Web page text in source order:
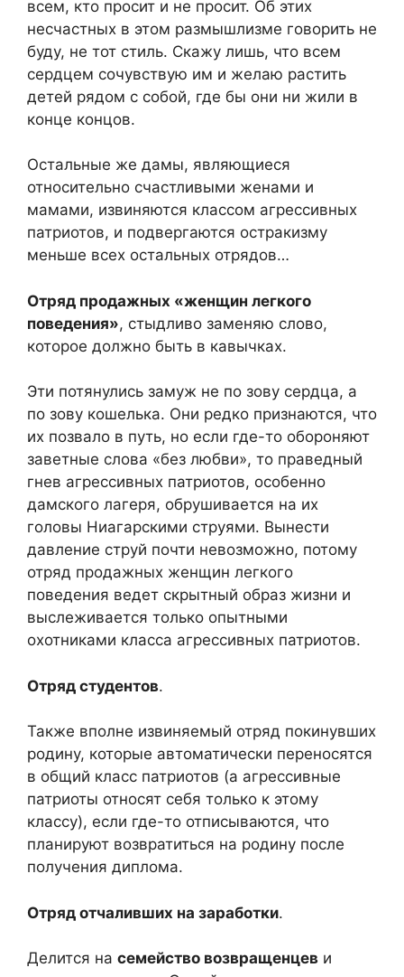
всем, кто просит и не просит. Об этих
несчастных в этом размышлизме говорить не
буду, не тот стиль. Скажу лишь, что всем
сердцем сочувствую им и желаю растить
детей рядом с собой, где бы они ни жили в
конце концов.
Остальные же дамы, являющиеся
относительно счастливыми женами и
мамами, извиняются классом агрессивных
патриотов, и подвергаются остракизму
меньше всех остальных отрядов…
Отряд продажных «женщин легкого
поведения», стыдливо заменяю слово,
которое должно быть в кавычках.
Эти потянулись замуж не по зову сердца, а
по зову кошелька. Они редко признаются, что
их позвало в путь, но если где-то обороняют
заветные слова «без любви», то праведный
гнев агрессивных патриотов, особенно
дамского лагеря, обрушивается на их
головы Ниагарскими струями. Вынести
давление струй почти невозможно, потому
отряд продажных женщин легкого
поведения ведет скрытный образ жизни и
выслеживается только опытными
охотниками класса агрессивных патриотов.
Отряд студентов.
Также вполне извиняемый отряд покинувших
родину, которые автоматически переносятся
в общий класс патриотов (а агрессивные
патриоты относят себя только к этому
классу), если где-то отписываются, что
планируют возвратиться на родину после
получения диплома.
Отряд отчаливших на заработки.
Делится на семейство возвращенцев и